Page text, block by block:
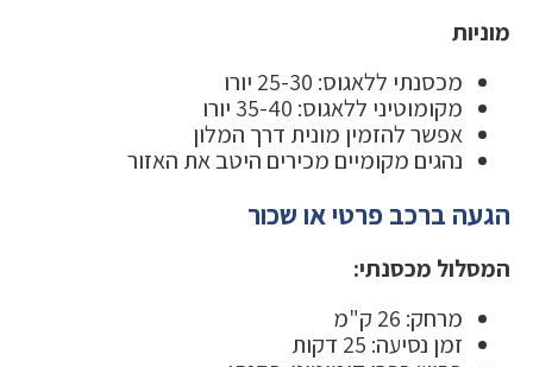
מוניות
מכסנתי ללאגוס: 25-30 יורו
מקומוטיני ללאגוס: 35-40 יורו
אפשר להזמין מונית דרך המלון
נהגים מקומיים מכירים היטב את האזור
הגעה ברכב פרטי או שכור
המסלול מכסנתי:
מרחק: 26 ק"מ
זמן נסיעה: 25 דקות